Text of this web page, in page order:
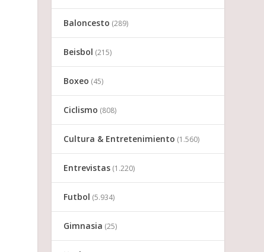
Baloncesto (289)
Beisbol (215)
Boxeo (45)
Ciclismo (808)
Cultura & Entretenimiento (1.560)
Entrevistas (1.220)
Futbol (5.934)
Gimnasia (25)